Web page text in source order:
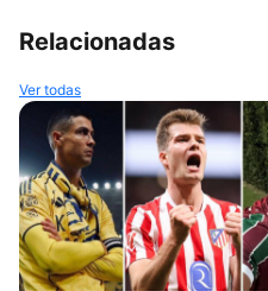
Relacionadas
Ver todas